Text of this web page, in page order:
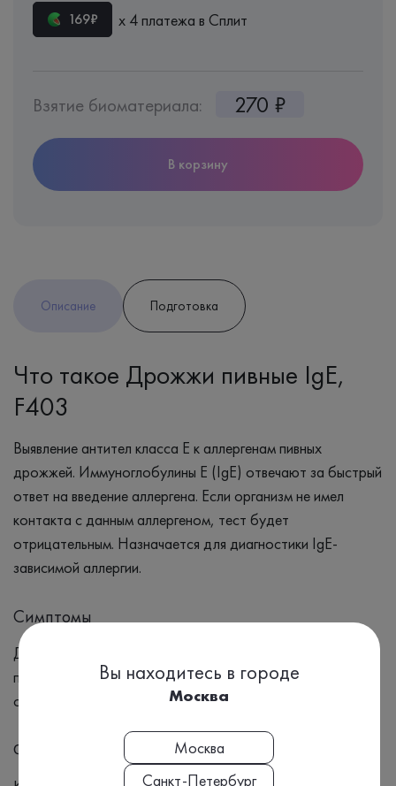
169₽ х 4 платежа в Сплит
Взятие биоматериала: 270 ₽
В корзину
Описание Подготовка
Что такое Дрожжи пивные IgE,
F403
Выявление антител класса Е к аллергенам пивных
дрожжей. Иммуноглобулины Е (IgE) отвечают за быстрый
ответ на введение аллергена. Если организм не имел
контакта с данным аллергеном, тест будет
отрицательным. Назначается для диагностики IgE-
зависимой аллергии.
Симптомы
Диагностика аллергии на пивные дрожжи; диагностика
причин развития аллергических заболеваний и их
обострений.
Формат выдачи результата
Вы находитесь в городе
Москва
Москва
Санкт-Петербург